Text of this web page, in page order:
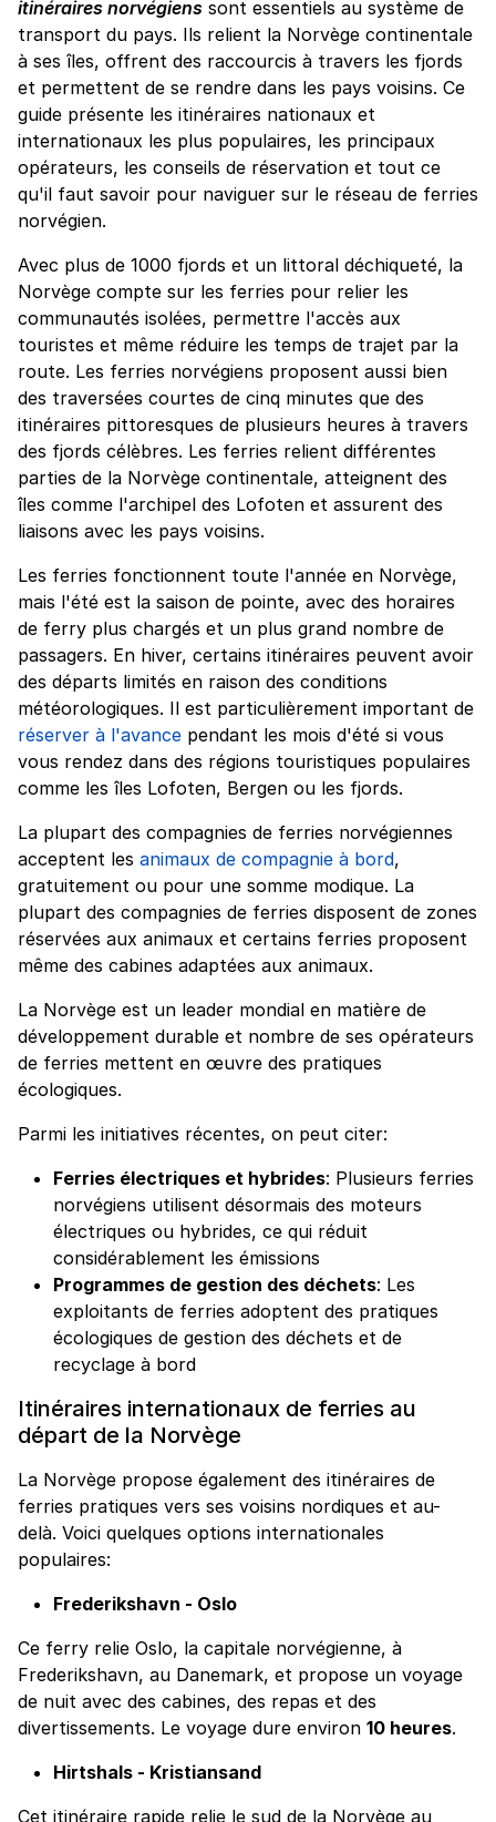
itinéraires norvégiens sont essentiels au système de
transport du pays. Ils relient la Norvège continentale
à ses îles, offrent des raccourcis à travers les fjords
et permettent de se rendre dans les pays voisins. Ce
guide présente les itinéraires nationaux et
internationaux les plus populaires, les principaux
opérateurs, les conseils de réservation et tout ce
qu'il faut savoir pour naviguer sur le réseau de ferries
norvégien.
Avec plus de 1000 fjords et un littoral déchiqueté, la
Norvège compte sur les ferries pour relier les
communautés isolées, permettre l'accès aux
touristes et même réduire les temps de trajet par la
route. Les ferries norvégiens proposent aussi bien
des traversées courtes de cinq minutes que des
itinéraires pittoresques de plusieurs heures à travers
des fjords célèbres. Les ferries relient différentes
parties de la Norvège continentale, atteignent des
îles comme l'archipel des Lofoten et assurent des
liaisons avec les pays voisins.
Les ferries fonctionnent toute l'année en Norvège,
mais l'été est la saison de pointe, avec des horaires
de ferry plus chargés et un plus grand nombre de
passagers. En hiver, certains itinéraires peuvent avoir
des départs limités en raison des conditions
météorologiques. Il est particulièrement important de
réserver à l'avance pendant les mois d'été si vous
vous rendez dans des régions touristiques populaires
comme les îles Lofoten, Bergen ou les fjords.
La plupart des compagnies de ferries norvégiennes
acceptent les animaux de compagnie à bord,
gratuitement ou pour une somme modique. La
plupart des compagnies de ferries disposent de zones
réservées aux animaux et certains ferries proposent
même des cabines adaptées aux animaux.
La Norvège est un leader mondial en matière de
développement durable et nombre de ses opérateurs
de ferries mettent en œuvre des pratiques
écologiques.
Parmi les initiatives récentes, on peut citer:
Ferries électriques et hybrides: Plusieurs ferries
norvégiens utilisent désormais des moteurs
électriques ou hybrides, ce qui réduit
considérablement les émissions
Programmes de gestion des déchets: Les
exploitants de ferries adoptent des pratiques
écologiques de gestion des déchets et de
recyclage à bord
Itinéraires internationaux de ferries au
départ de la Norvège
La Norvège propose également des itinéraires de
ferries pratiques vers ses voisins nordiques et au-
delà. Voici quelques options internationales
populaires:
Frederikshavn - Oslo
Ce ferry relie Oslo, la capitale norvégienne, à
Frederikshavn, au Danemark, et propose un voyage
de nuit avec des cabines, des repas et des
divertissements. Le voyage dure environ 10 heures.
Hirtshals - Kristiansand
Cet itinéraire rapide relie le sud de la Norvège au